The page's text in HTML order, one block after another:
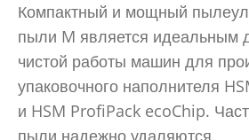
Компактный и мощный
пыли M является идеальным
чистой работы машин для
упаковочного наполнителя
и HSM ProfiPack ecoChip.
пыли надежно удаляются.